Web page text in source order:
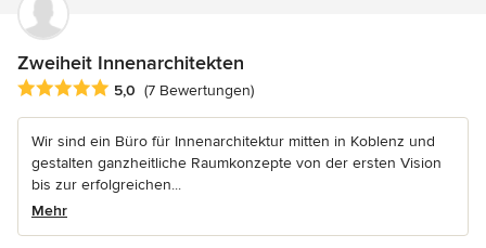
Zweiheit Innenarchitekten
Durchschnittliche Bewertung: 5 von 5 Sternen
5,0 (7 Bewertungen)
Wir sind ein Büro für Innenarchitektur mitten in Koblenz und
gestalten ganzheitliche Raumkonzepte von der ersten Vision
bis zur erfolgreichen...
Mehr